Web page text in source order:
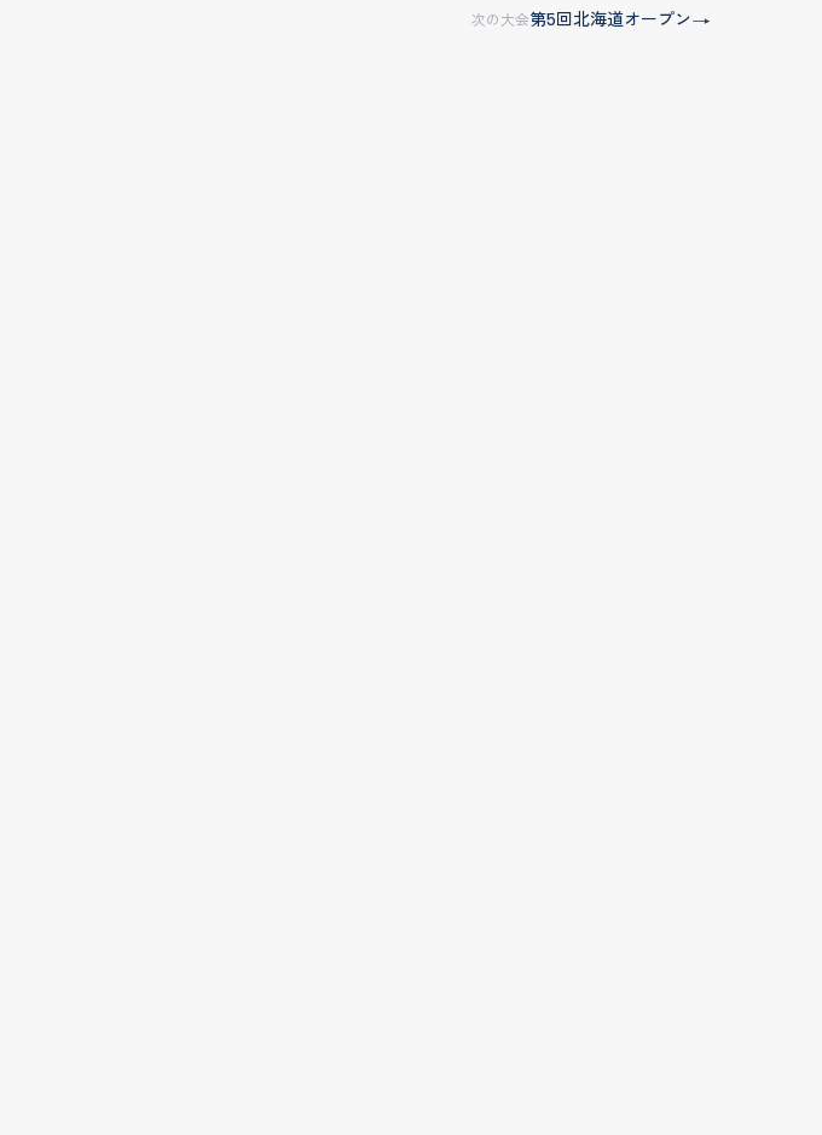
次の大会第5回北海道オープン→